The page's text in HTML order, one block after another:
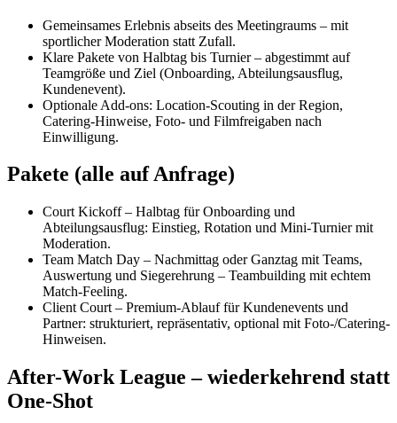
Gemeinsames Erlebnis abseits des Meetingraums – mit
sportlicher Moderation statt Zufall.
Klare Pakete von Halbtag bis Turnier – abgestimmt auf
Teamgröße und Ziel (Onboarding, Abteilungsausflug,
Kundenevent).
Optionale Add-ons: Location-Scouting in der Region,
Catering-Hinweise, Foto- und Filmfreigaben nach
Einwilligung.
Pakete (alle auf Anfrage)
Court Kickoff – Halbtag für Onboarding und
Abteilungsausflug: Einstieg, Rotation und Mini-Turnier mit
Moderation.
Team Match Day – Nachmittag oder Ganztag mit Teams,
Auswertung und Siegerehrung – Teambuilding mit echtem
Match-Feeling.
Client Court – Premium-Ablauf für Kundenevents und
Partner: strukturiert, repräsentativ, optional mit Foto-/Catering-
Hinweisen.
After-Work League – wiederkehrend statt
One-Shot